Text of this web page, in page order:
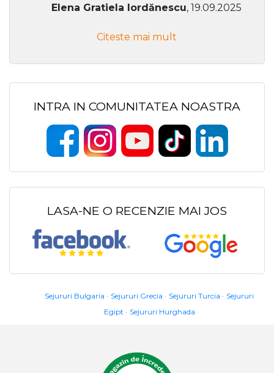
Elena Gratiela Iordănescu, 19.09.2025
Citeste mai mult
INTRA IN COMUNITATEA NOASTRA
LASA-NE O RECENZIE MAI JOS
Sejururi Bulgaria Sejururi Grecia Sejururi Turcia
Sejururi
Egipt
Sejururi Hurghada